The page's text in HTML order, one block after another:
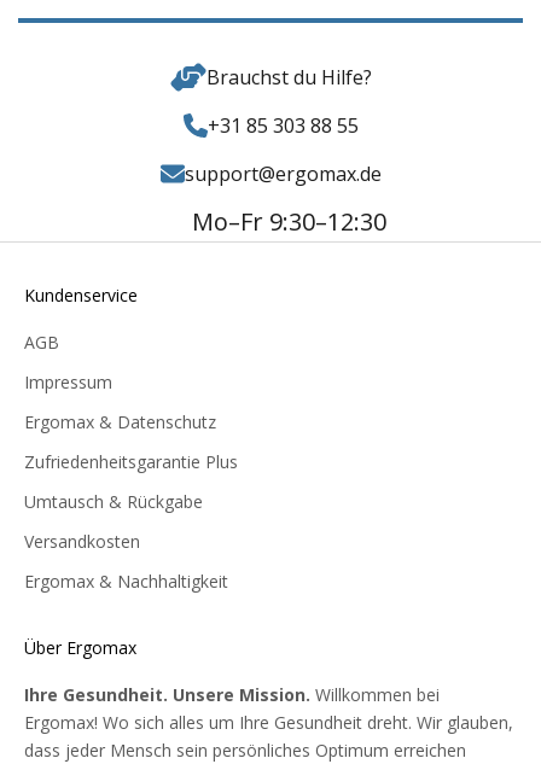
Brauchst du Hilfe?
+31 85 303 88 55
support@ergomax.de
Mo–Fr 9:30–12:30
Kundenservice
AGB
Impressum
Ergomax & Datenschutz
Zufriedenheitsgarantie Plus
Umtausch & Rückgabe
Versandkosten
Ergomax & Nachhaltigkeit
Über Ergomax
Ihre Gesundheit. Unsere Mission. Willkommen bei
Ergomax! Wo sich alles um Ihre Gesundheit dreht. Wir glauben,
dass jeder Mensch sein persönliches Optimum erreichen